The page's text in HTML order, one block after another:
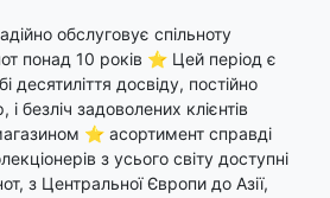
обслуговує спільноту
понад 10 років ⭐ Цей період є
десятиліття досвіду, постійно
безліч задоволених клієнтів
⭐ асортимент справді
з усього світу доступні
з Центральної Європи до Азії,